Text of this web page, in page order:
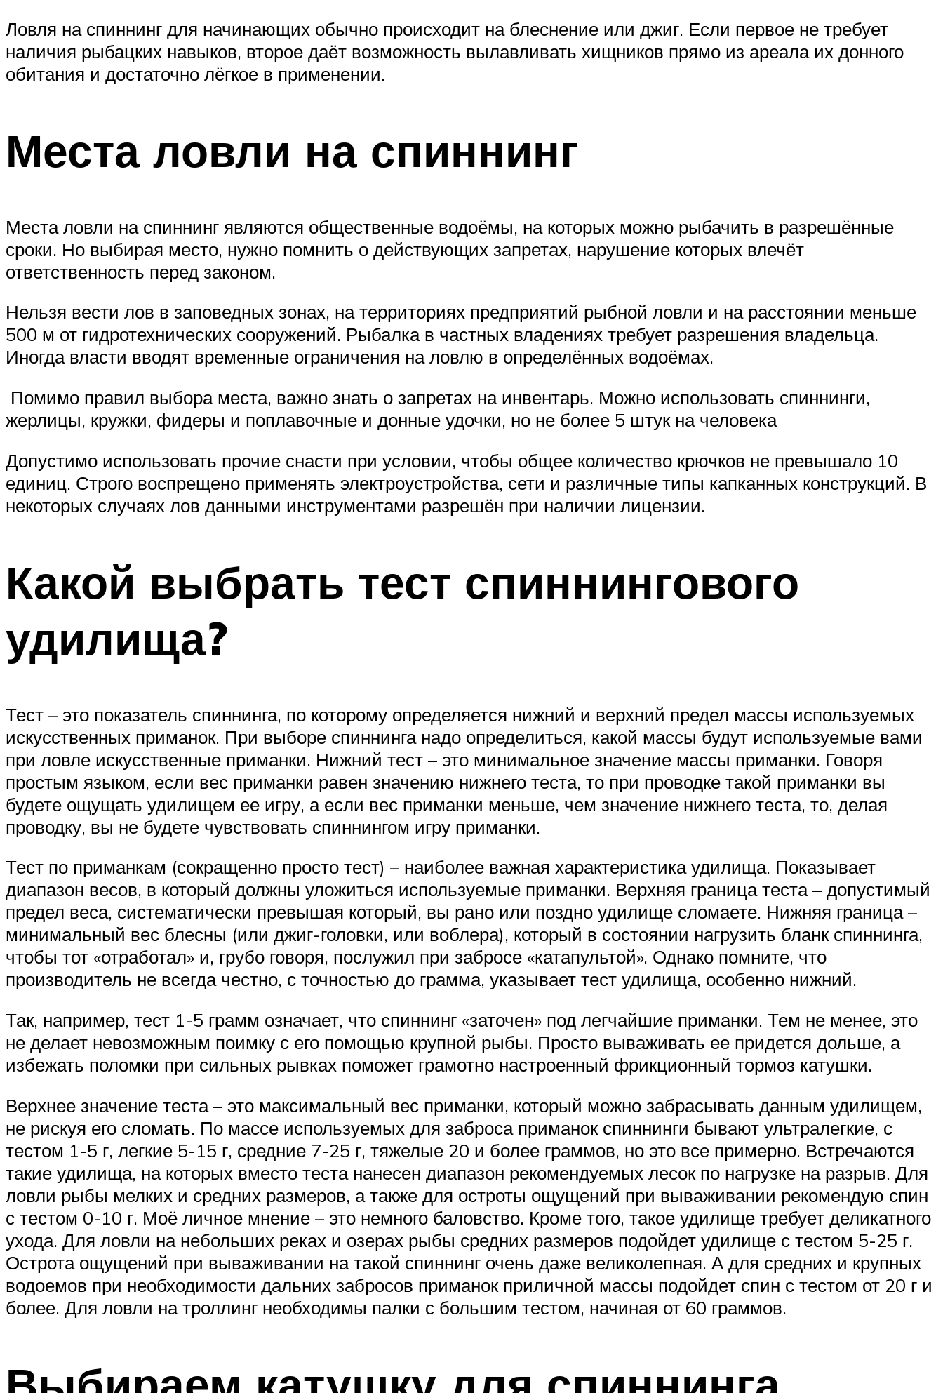
Ловля на спиннинг для начинающих обычно происходит на блеснение или джиг. Если первое не требует
наличия рыбацких навыков, второе даёт возможность вылавливать хищников прямо из ареала их донного
обитания и достаточно лёгкое в применении.
Места ловли на спиннинг
Места ловли на спиннинг являются общественные водоёмы, на которых можно рыбачить в разрешённые
сроки. Но выбирая место, нужно помнить о действующих запретах, нарушение которых влечёт
ответственность перед законом.
Нельзя вести лов в заповедных зонах, на территориях предприятий рыбной ловли и на расстоянии меньше
500 м от гидротехнических сооружений. Рыбалка в частных владениях требует разрешения владельца.
Иногда власти вводят временные ограничения на ловлю в определённых водоёмах.
Помимо правил выбора места, важно знать о запретах на инвентарь. Можно использовать спиннинги,
жерлицы, кружки, фидеры и поплавочные и донные удочки, но не более 5 штук на человека
Допустимо использовать прочие снасти при условии, чтобы общее количество крючков не превышало 10
единиц. Строго воспрещено применять электроустройства, сети и различные типы капканных конструкций. В
некоторых случаях лов данными инструментами разрешён при наличии лицензии.
Какой выбрать тест спиннингового
удилища?
Тест – это показатель спиннинга, по которому определяется нижний и верхний предел массы используемых
искусственных приманок. При выборе спиннинга надо определиться, какой массы будут используемые вами
при ловле искусственные приманки. Нижний тест – это минимальное значение массы приманки. Говоря
простым языком, если вес приманки равен значению нижнего теста, то при проводке такой приманки вы
будете ощущать удилищем ее игру, а если вес приманки меньше, чем значение нижнего теста, то, делая
проводку, вы не будете чувствовать спиннингом игру приманки.
Тест по приманкам (сокращенно просто тест) – наиболее важная характеристика удилища. Показывает
диапазон весов, в который должны уложиться используемые приманки. Верхняя граница теста – допустимый
предел веса, систематически превышая который, вы рано или поздно удилище сломаете. Нижняя граница –
минимальный вес блесны (или джиг-головки, или воблера), который в состоянии нагрузить бланк спиннинга,
чтобы тот «отработал» и, грубо говоря, послужил при забросе «катапультой». Однако помните, что
производитель не всегда честно, с точностью до грамма, указывает тест удилища, особенно нижний.
Так, например, тест 1-5 грамм означает, что спиннинг «заточен» под легчайшие приманки. Тем не менее, это
не делает невозможным поимку с его помощью крупной рыбы. Просто вываживать ее придется дольше, а
избежать поломки при сильных рывках поможет грамотно настроенный фрикционный тормоз катушки.
Верхнее значение теста – это максимальный вес приманки, который можно забрасывать данным удилищем,
не рискуя его сломать. По массе используемых для заброса приманок спиннинги бывают ультралегкие, с
тестом 1-5 г, легкие 5-15 г, средние 7-25 г, тяжелые 20 и более граммов, но это все примерно. Встречаются
такие удилища, на которых вместо теста нанесен диапазон рекомендуемых лесок по нагрузке на разрыв. Для
ловли рыбы мелких и средних размеров, а также для остроты ощущений при вываживании рекомендую спин
с тестом 0-10 г. Моё личное мнение – это немного баловство. Кроме того, такое удилище требует деликатного
ухода. Для ловли на небольших реках и озерах рыбы средних размеров подойдет удилище с тестом 5-25 г.
Острота ощущений при вываживании на такой спиннинг очень даже великолепная. А для средних и крупных
водоемов при необходимости дальних забросов приманок приличной массы подойдет спин с тестом от 20 г и
более. Для ловли на троллинг необходимы палки с большим тестом, начиная от 60 граммов.